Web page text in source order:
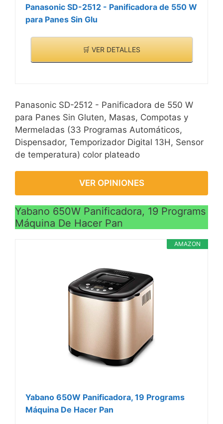
Panasonic SD-2512 - Panificadora de 550 W
para Panes Sin Glu
🛒 VER DETALLES
Panasonic SD-2512 - Panificadora de 550 W
para Panes Sin Gluten, Masas, Compotas y
Mermeladas (33 Programas Automáticos,
Dispensador, Temporizador Digital 13H, Sensor
de temperatura) color plateado
VER OPINIONES
Yabano 650W Panificadora, 19 Programs
Máquina De Hacer Pan
AMAZON
Yabano 650W Panificadora, 19 Programs
Máquina De Hacer Pan